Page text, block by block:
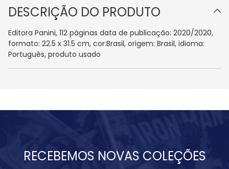
DESCRIÇÃO DO PRODUTO
Editora Panini, 112 páginas data de publicação: 2020/2020,
formato: 22.5 x 31.5 cm, cor:Brasil, origem: Brasil, idioma:
Português, produto usado
RECEBEMOS NOVAS COLEÇÕES